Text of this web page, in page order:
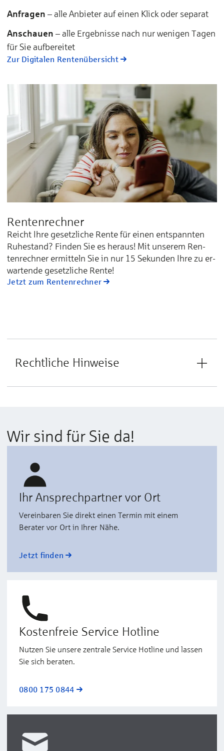
Anfragen – alle Anbieter auf einen Klick oder separat
Anschauen – alle Ergebnisse nach nur wenigen Tagen
für Sie aufbereitet
Zur Digitalen Rentenübersicht
Rentenrechner
Reicht Ihre ge­setz­li­che Ren­te für ei­nen ent­spann­ten
Ru­he­stand? Fin­den Sie es he­raus! Mit un­se­rem Ren­
ten­rech­ner er­mit­teln Sie in nur 15 Se­kun­den Ih­re zu er­
war­ten­de ge­setz­li­che Ren­te!
Jetzt zum Rentenrechner
Rechtliche Hinweise
Wir sind für Sie da!
Ihr Ansprechpartner vor Ort
Vereinbaren Sie direkt einen Termin mit einem
Berater vor Ort in Ihrer Nähe.
Jetzt finden
Kostenfreie Service Hotline
Nutzen Sie unsere zentrale Service Hotline und lassen
Sie sich beraten.
0800 175 0844